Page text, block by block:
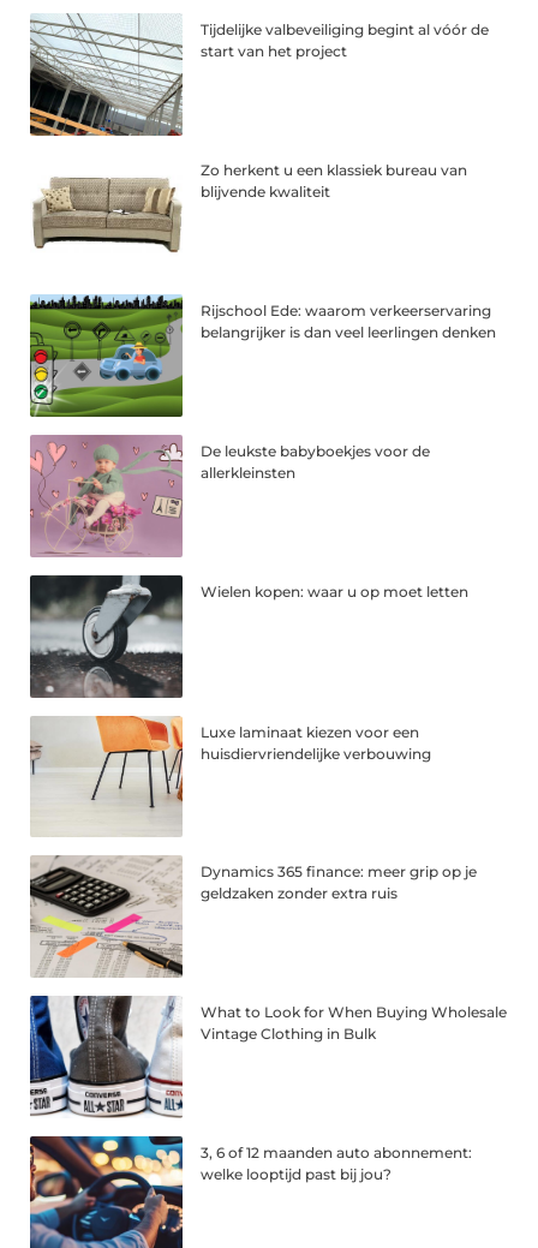
Tijdelijke valbeveiliging begint al vóór de
start van het project
Zo herkent u een klassiek bureau van
blijvende kwaliteit
Rijschool Ede: waarom verkeerservaring
belangrijker is dan veel leerlingen denken
De leukste babyboekjes voor de
allerkleinsten
Wielen kopen: waar u op moet letten
Luxe laminaat kiezen voor een
huisdiervriendelijke verbouwing
Dynamics 365 finance: meer grip op je
geldzaken zonder extra ruis
What to Look for When Buying Wholesale
Vintage Clothing in Bulk
3, 6 of 12 maanden auto abonnement:
welke looptijd past bij jou?